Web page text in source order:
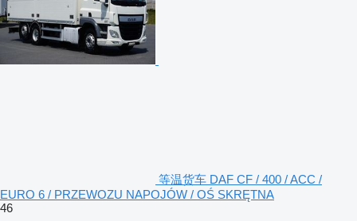
等温货车 DAF CF / 400 / ACC /
EURO 6 / PRZEWOZU NAPOJÓW / OŚ SKRĘTNA
46